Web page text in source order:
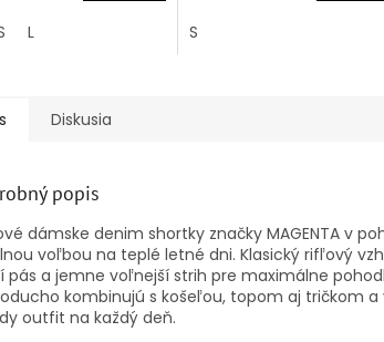
L
z
S
Diskusia
popis
dámske denim shortky značky MAGENTA v
voľbou na teplé letné dni. Klasický rifľový
pás a jemne voľnejší strih pre maximálne
kombinujú s košeľou, topom aj tričkom a
outfit na každý deň.